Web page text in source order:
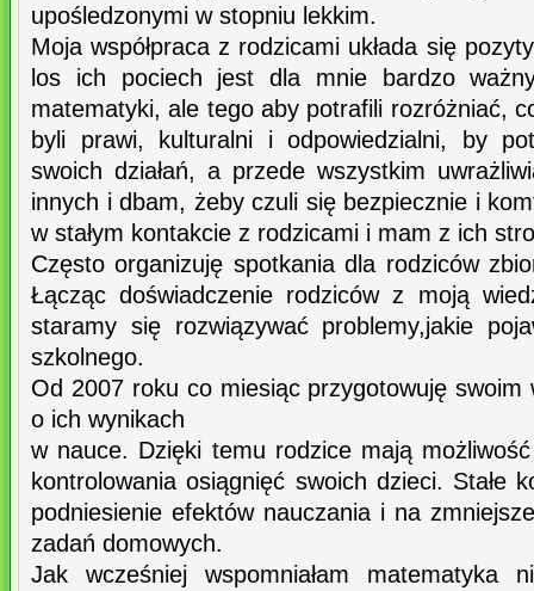
upośledzonymi w stopniu lekkim.
Moja współpraca z rodzicami układa się
los ich pociech jest dla mnie bardzo
matematyki, ale tego aby potrafili rozróżniać,
byli prawi, kulturalni i odpowiedzialni, by
swoich działań, a przede wszystkim
innych i dbam, żeby czuli się bezpiecznie i
w stałym kontakcie z rodzicami i mam z ich
Często organizuję spotkania dla rodziców
Łącząc doświadczenie rodziców z moją
staramy się rozwiązywać problemy,jakie
szkolnego.
Od 2007 roku co miesiąc przygotowuję swoim
o ich wynikach
w nauce. Dzięki temu rodzice mają
kontrolowania osiągnięć swoich dzieci. Stałe
podniesienie efektów nauczania i na
zadań domowych.
Jak wcześniej wspomniałam matematyka